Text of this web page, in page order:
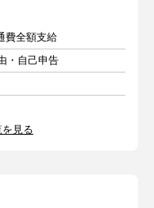
費全額支給
・自己申告
見る